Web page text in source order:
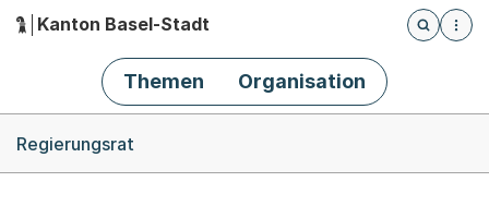
Hauptnavigation
Kanton Basel-Stadt
Öffnet
Themen Organisation
Regierungsrat